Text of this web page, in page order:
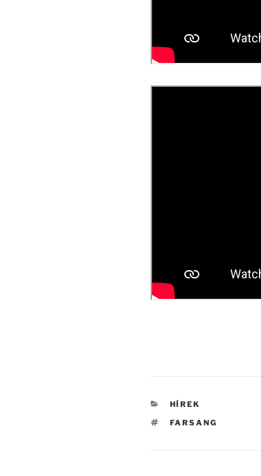
KATEGÓRIÁK
HÍREK
CÍMKÉK
FARSANG